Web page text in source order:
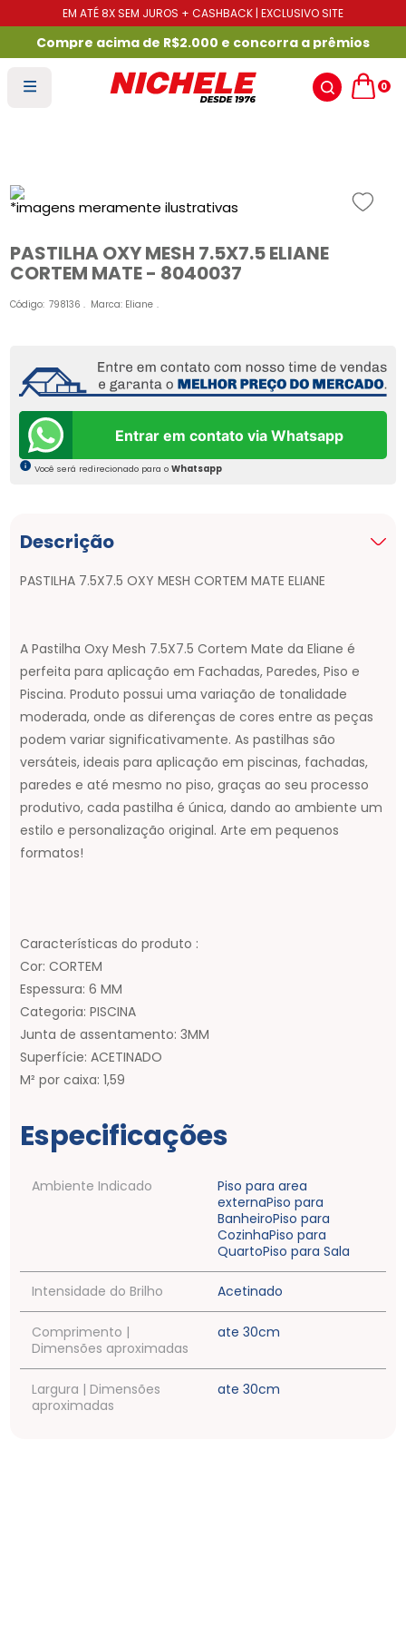
EM ATÉ 8X SEM JUROS + CASHBACK | EXCLUSIVO SITE
Compre acima de R$2.000 e concorra a prêmios
0
PASTILHA OXY MESH 7.5X7.5 ELIANE
CORTEM MATE - 8040037
Código: 798136 Marca: Eliane
Entrar em contato via Whatsapp
Você será redirecionado para o Whatsapp
Descrição
PASTILHA 7.5X7.5 OXY MESH CORTEM MATE ELIANE
A Pastilha Oxy Mesh 7.5X7.5 Cortem Mate da Eliane é
perfeita para aplicação em Fachadas, Paredes, Piso e
Piscina. Produto possui uma variação de tonalidade
moderada, onde as diferenças de cores entre as peças
podem variar significativamente. As pastilhas são
versáteis, ideais para aplicação em piscinas, fachadas,
paredes e até mesmo no piso, graças ao seu processo
produtivo, cada pastilha é única, dando ao ambiente um
estilo e personalização original. Arte em pequenos
formatos!
Características do produto :
Cor: CORTEM
Espessura: 6 MM
Categoria: PISCINA
Junta de assentamento: 3MM
Superfície: ACETINADO
M² por caixa: 1,59
Especificações
Ambiente Indicado
Piso para area
externaPiso para
BanheiroPiso para
CozinhaPiso para
QuartoPiso para Sala
Intensidade do Brilho Acetinado
Comprimento |
Dimensões aproximadas
ate 30cm
Largura | Dimensões
aproximadas
ate 30cm